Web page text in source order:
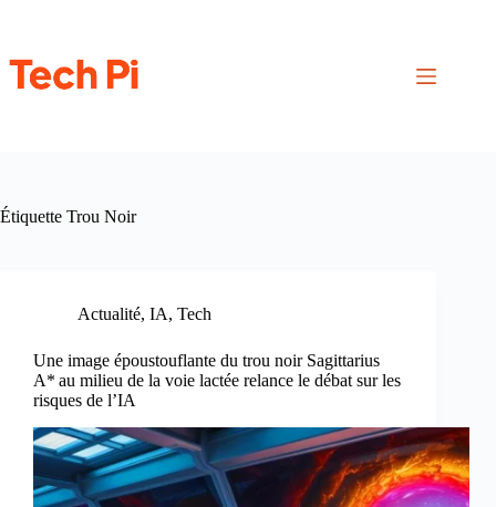
Étiquette Trou Noir
Actualité, IA, Tech
Une image époustouflante du trou noir Sagittarius
A* au milieu de la voie lactée relance le débat sur les
risques de l’IA